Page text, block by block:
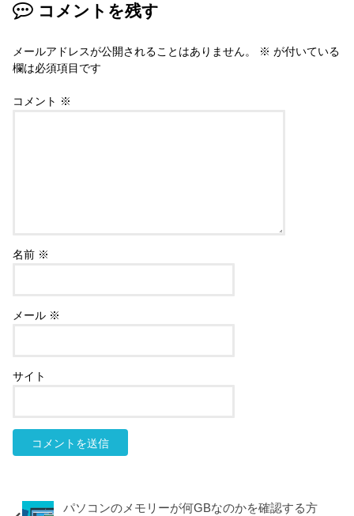
コメントを残す
メールアドレスが公開されることはありません。 ※ が付いている
欄は必須項目です
コメント ※
名前 ※
メール ※
サイト
パソコンのメモリーが何GBなのかを確認する方